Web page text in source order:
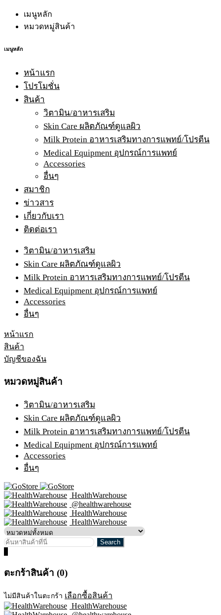
เมนูหลัก
หมวดหมู่สินค้า
เมนูหลัก
หน้าแรก
โปรโมชั่น
สินค้า
วิตามิน/อาหารเสริม
Skin Care ผลิตภัณฑ์ดูแลผิว
Milk Protein อาหารเสริมทางการแพทย์/โปรตีน
Medical Equipment อุปกรณ์การแพทย์
Accessories
อื่นๆ
สมาชิก
ข่าวสาร
เกี่ยวกับเรา
ติดต่อเรา
วิตามิน/อาหารเสริม
Skin Care ผลิตภัณฑ์ดูแลผิว
Milk Protein อาหารเสริมทางการแพทย์/โปรตีน
Medical Equipment อุปกรณ์การแพทย์
Accessories
อื่นๆ
หน้าแรก
สินค้า
บัญชีของฉัน
หมวดหมู่สินค้า
วิตามิน/อาหารเสริม
Skin Care ผลิตภัณฑ์ดูแลผิว
Milk Protein อาหารเสริมทางการแพทย์/โปรตีน
Medical Equipment อุปกรณ์การแพทย์
Accessories
อื่นๆ
HealthWarehouse
@healthwarehouse
HealthWarehouse
HealthWarehouse
ตะกร้าสินค้า (0)
ไม่มีสินค้าในตะกร้า เลือกซื้อสินค้า
HealthWarehouse